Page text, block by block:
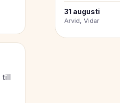
till
31 augusti
Arvid, Vidar